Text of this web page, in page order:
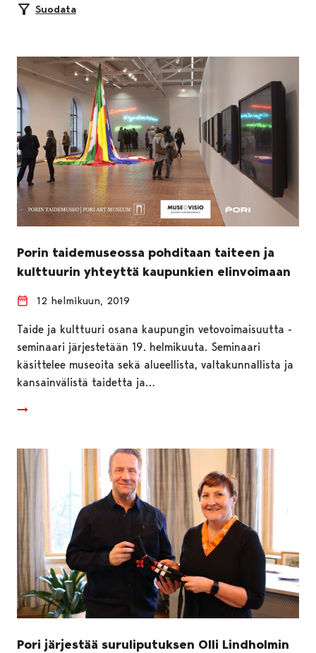
Suodata
Porin taidemuseossa pohditaan taiteen ja
kulttuurin yhteyttä kaupunkien elinvoimaan
12 helmikuun, 2019
Taide ja kulttuuri osana kaupungin vetovoimaisuutta -
seminaari järjestetään 19. helmikuuta. Seminaari
käsittelee museoita sekä alueellista, valtakunnallista ja
kansainvälistä taidetta ja…
Pori järjestää suruliputuksen Olli Lindholmin